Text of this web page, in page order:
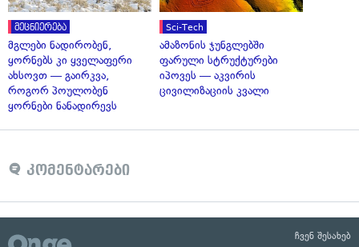
მეცნიერება
მგლები ნადირობენ,
ყორნებს კი ყველაფერი
ახსოვთ — გაირკვა,
როგორ პოულობენ
ყორნები ნანადირევს
Sci-Tech
ამაზონის ჯუნგლებში
ფარული სტრუქტურები
იპოვეს — აკვირის
ცივილიზაციის კვალი
კომენტარები
ჩვენ შესახებ